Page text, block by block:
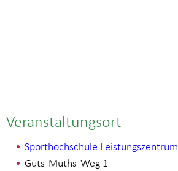
Veranstaltungsort
Sporthochschule Leistungszentrum
Guts-Muths-Weg 1